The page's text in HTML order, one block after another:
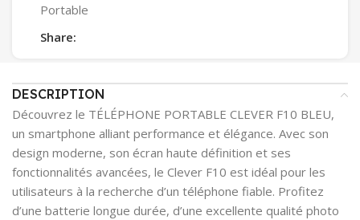
Portable
Share:
DESCRIPTION
Découvrez le TÉLÉPHONE PORTABLE CLEVER F10 BLEU,
un smartphone alliant performance et élégance. Avec son
design moderne, son écran haute définition et ses
fonctionnalités avancées, le Clever F10 est idéal pour les
utilisateurs à la recherche d’un téléphone fiable. Profitez
d’une batterie longue durée, d’une excellente qualité photo